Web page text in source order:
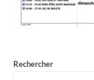
Rechercher